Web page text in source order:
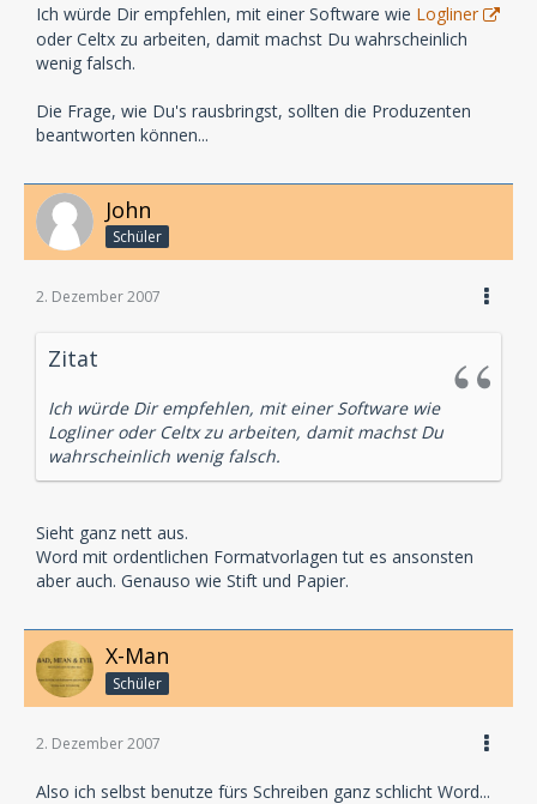
Ich würde Dir empfehlen, mit einer Software wie Logliner
oder Celtx zu arbeiten, damit machst Du wahrscheinlich
wenig falsch.
Die Frage, wie Du's rausbringst, sollten die Produzenten
beantworten können...
John
Schüler
2. Dezember 2007
Zitat
Ich würde Dir empfehlen, mit einer Software wie
Logliner oder Celtx zu arbeiten, damit machst Du
wahrscheinlich wenig falsch.
Sieht ganz nett aus.
Word mit ordentlichen Formatvorlagen tut es ansonsten
aber auch. Genauso wie Stift und Papier.
X-Man
Schüler
2. Dezember 2007
Also ich selbst benutze fürs Schreiben ganz schlicht Word...